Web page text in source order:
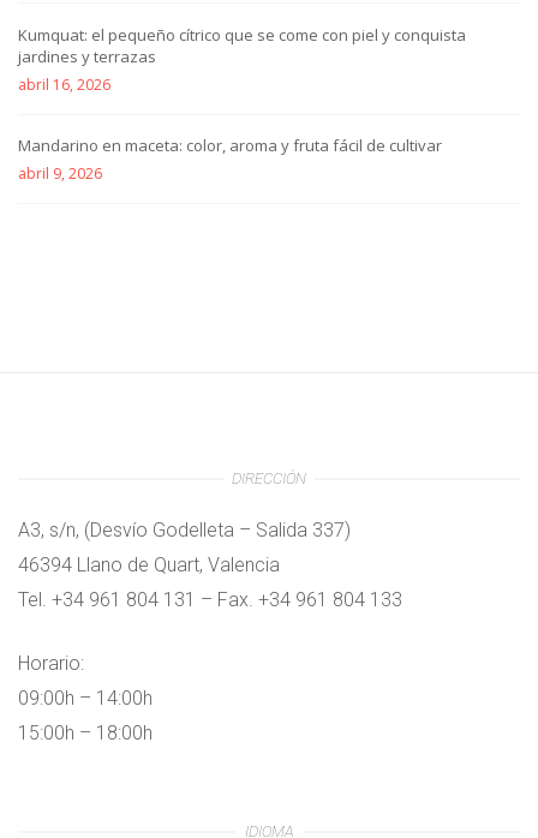
Kumquat: el pequeño cítrico que se come con piel y conquista
jardines y terrazas
abril 16, 2026
Mandarino en maceta: color, aroma y fruta fácil de cultivar
abril 9, 2026
DIRECCIÓN
A3, s/n, (Desvío Godelleta – Salida 337)
46394 Llano de Quart, Valencia
Tel. +34 961 804 131 – Fax. +34 961 804 133
Horario:
09:00h – 14:00h
15:00h – 18:00h
IDIOMA